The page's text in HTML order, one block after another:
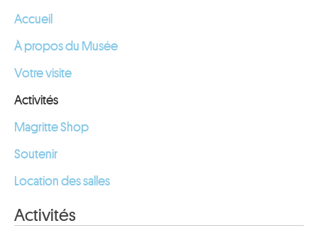
Accueil
À propos du Musée
Votre visite
Activités
Magritte Shop
Soutenir
Location des salles
Activités